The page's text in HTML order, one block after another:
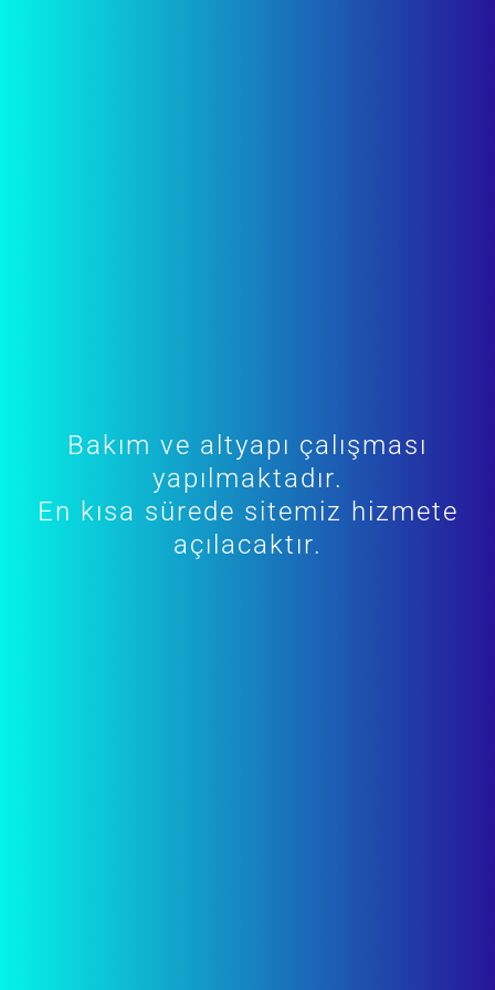
Bakım ve altyapı çalışması
yapılmaktadır.
En kısa sürede sitemiz hizmete
açılacaktır.